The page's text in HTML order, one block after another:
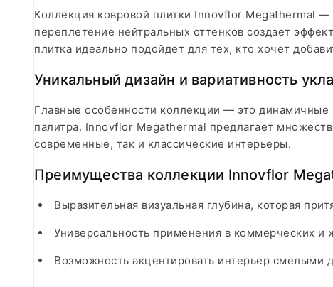
Коллекция ковровой плитки Innovflor Megathermal
переплетение нейтральных оттенков создает
плитка идеально подойдет для тех, кто хочет
Уникальный дизайн и вариативность
Главные особенности коллекции — это
палитра. Innovflor Megathermal предлагает
современные, так и классические интерьеры.
Преимущества коллекции Innovflor
Выразительная визуальная глубина, которая
Универсальность применения в коммерческих и
Возможность акцентировать интерьер смелыми